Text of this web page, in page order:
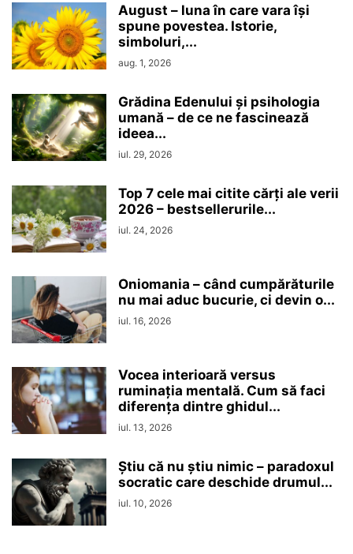
August – luna în care vara își
spune povestea. Istorie,
simboluri,...
aug. 1, 2026
Grădina Edenului și psihologia
umană – de ce ne fascinează
ideea...
iul. 29, 2026
Top 7 cele mai citite cărți ale verii
2026 – bestsellerurile...
iul. 24, 2026
Oniomania – când cumpărăturile
nu mai aduc bucurie, ci devin o...
iul. 16, 2026
Vocea interioară versus
ruminaţia mentală. Cum să faci
diferența dintre ghidul...
iul. 13, 2026
Ştiu că nu ştiu nimic – paradoxul
socratic care deschide drumul...
iul. 10, 2026